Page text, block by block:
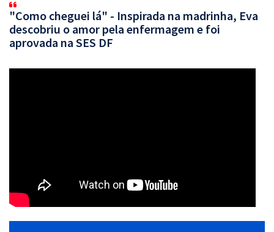
"Como cheguei lá" - Inspirada na madrinha, Eva
descobriu o amor pela enfermagem e foi
aprovada na SES DF